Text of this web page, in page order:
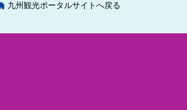
九州観光ポータルサイトへ戻る